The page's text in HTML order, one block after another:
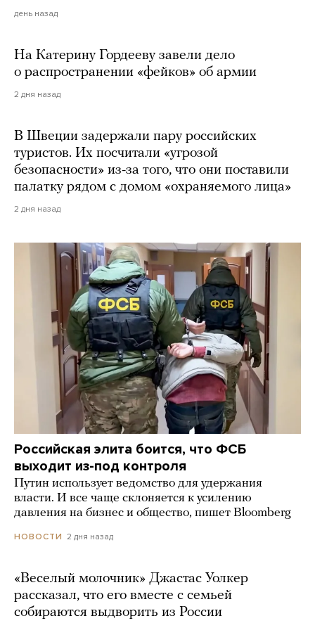
день назад
На Катерину Гордееву завели дело
о распространении «фейков» об армии
2 дня назад
В Швеции задержали пару российских
туристов. Их посчитали «угрозой
безопасности» из-за того, что они поставили
палатку рядом с домом «охраняемого лица»
2 дня назад
Российская элита боится, что ФСБ
выходит из-под контроля
Путин использует ведомство для удержания
власти. И все чаще склоняется к усилению
давления на бизнес и общество, пишет Bloomberg
НОВОСТИ 2 дня назад
«Веселый молочник» Джастас Уолкер
рассказал, что его вместе с семьей
собираются выдворить из России